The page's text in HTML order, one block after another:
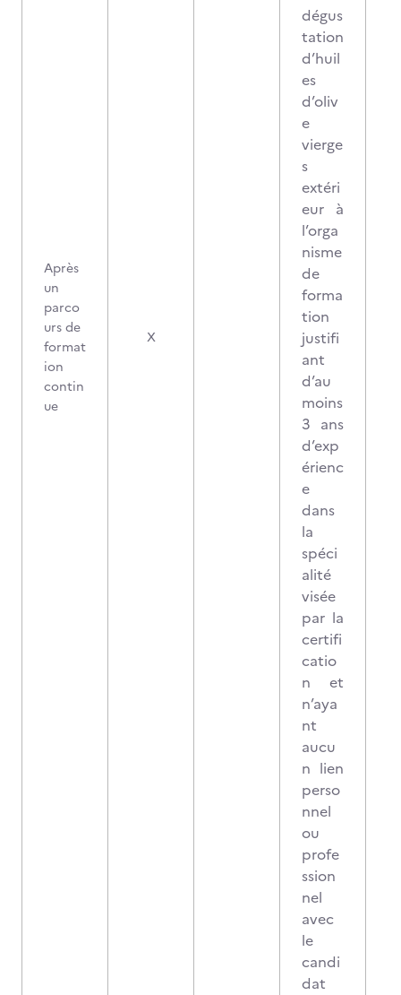
Après
un
parco
urs de
format
ion
contin
ue
X
dégus
tation
d’huil
es
d’oliv
e
vierge
s
extéri
eur à
l’orga
nisme
de
forma
tion
justifi
ant
d’au
moins
3 ans
d’exp
érienc
e
dans
la
spéci
alité
visée
par la
certifi
catio
n et
n’aya
nt
aucu
n lien
perso
nnel
ou
profe
ssion
nel
avec
le
candi
dat